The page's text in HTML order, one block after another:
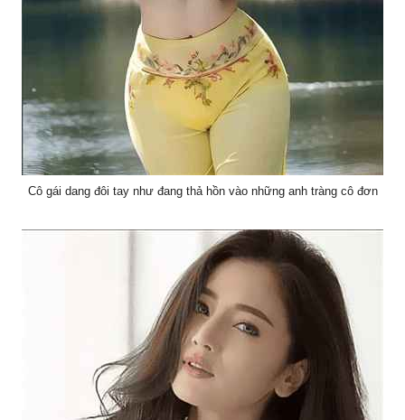
Cô gái dang đôi tay như đang thả hồn vào những anh tràng cô đơn